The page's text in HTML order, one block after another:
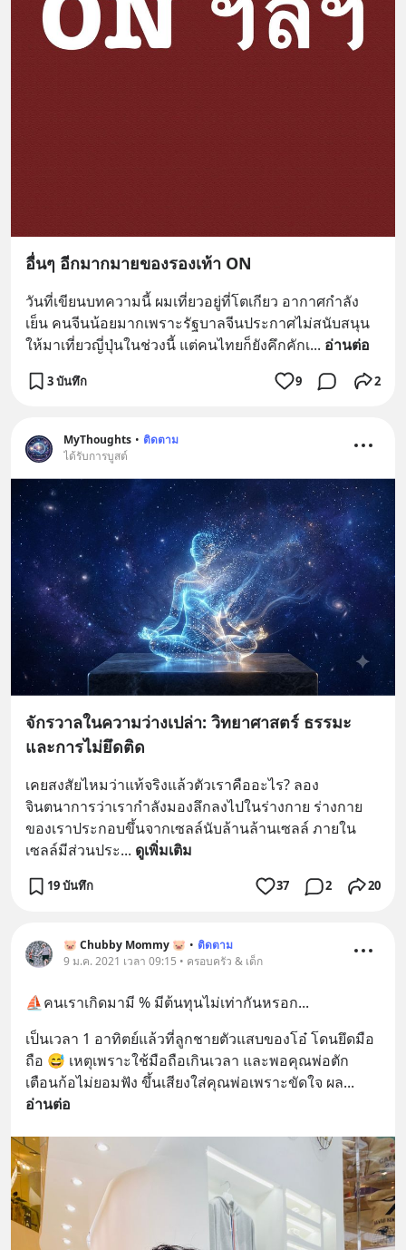
อื่นๆ อีกมากมายของรองเท้า ON
วันที่เขียนบทความนี้ ผมเที่ยวอยู่ที่โตเกียว อากาศกำลัง
เย็น คนจีนน้อยมากเพราะรัฐบาลจีนประกาศไม่สนับสนุน
ให้มาเที่ยวญี่ปุ่นในช่วงนี้ แต่คนไทยก็ยังคึกคักเ... อ่านต่อ
3 บันทึก 9 2
MyThoughts • ติดตาม
ได้รับการบูสต์
จักรวาลในความว่างเปล่า: วิทยาศาสตร์ ธรรมะ
และการไม่ยึดติด
เคยสงสัยไหมว่าแท้จริงแล้วตัวเราคืออะไร? ลอง
จินตนาการว่าเรากำลังมองลึกลงไปในร่างกาย ร่างกาย
ของเราประกอบขึ้นจากเซลล์นับล้านล้านเซลล์ ภายใน
เซลล์มีส่วนประ... ดูเพิ่มเติม
19 บันทึก 37 2 20
🐷 Chubby Mommy 🐷 • ติดตาม
9 ม.ค. 2021 เวลา 09:15 • ครอบครัว & เด็ก
⛵️คนเราเกิดมามี % มีต้นทุนไม่เท่ากันหรอก...
เป็นเวลา 1 อาทิตย์แล้วที่ลูกชายตัวแสบของโอ๋ โดนยึดมือ
ถือ 😅 เหตุเพราะใช้มือถือเกินเวลา และพอคุณพ่อตัก
เตือนก้อไม่ยอมฟัง ขึ้นเสียงใส่คุณพ่อเพราะขัดใจ ผล
อ่านต่อ